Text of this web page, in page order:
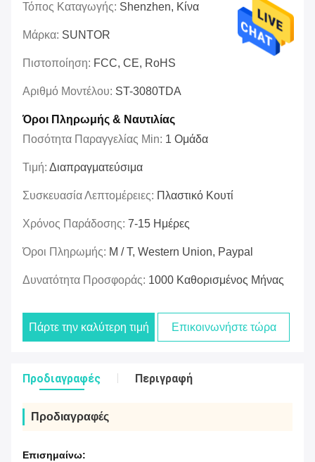
Τόπος Καταγωγής: Shenzhen, Κίνα
Μάρκα: SUNTOR
Πιστοποίηση: FCC, CE, RoHS
Αριθμό Μοντέλου: ST-3080TDA
Όροι Πληρωμής & Ναυτιλίας
Ποσότητα Παραγγελίας Min: 1 Ομάδα
Τιμή: Διαπραγματεύσιμα
Συσκευασία Λεπτομέρειες: Πλαστικό Κουτί
Χρόνος Παράδοσης: 7-15 Ημέρες
Όροι Πληρωμής: Μ / Τ, Western Union, Paypal
Δυνατότητα Προσφοράς: 1000 Καθορισμένος Μήνας
Πάρτε την καλύτερη τιμή Επικοινωνήστε τώρα
Προδιαγραφές Περιγραφή
Προδιαγραφές
Επισημαίνω: